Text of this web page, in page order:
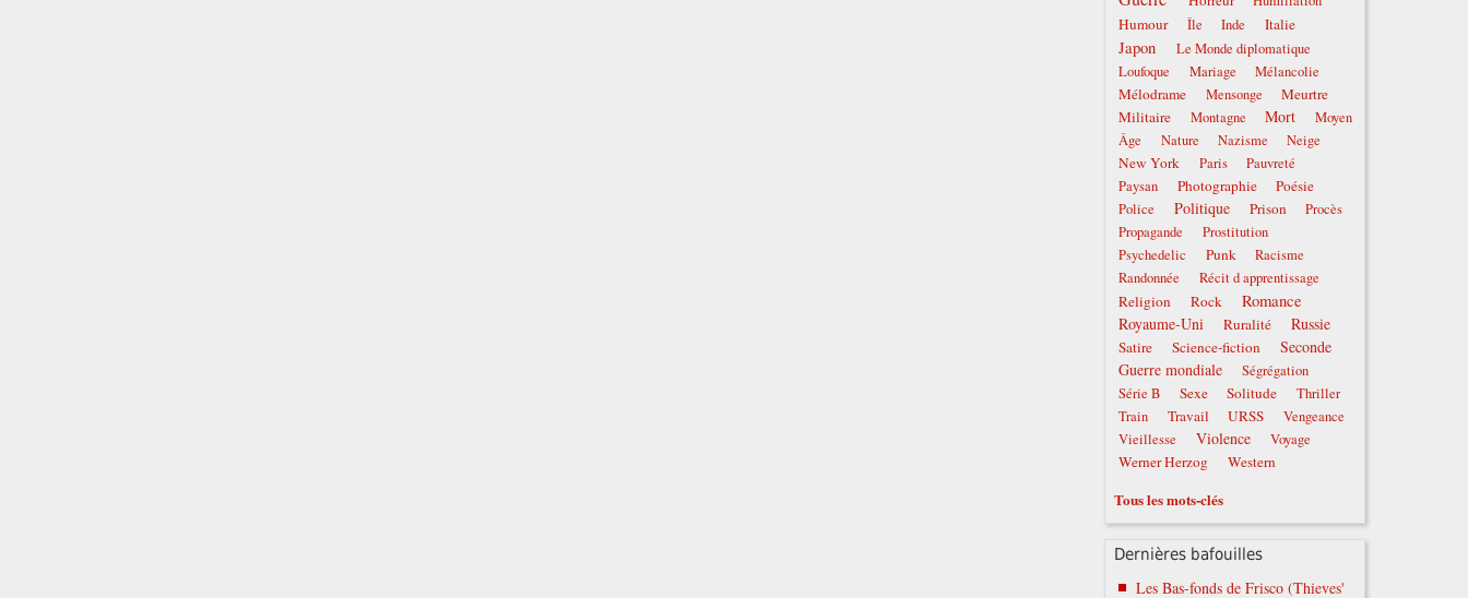
Humour Île Inde Italie
Japon
Le Monde diplomatique
Loufoque
Mariage Mélancolie
Mélodrame Mensonge
Meurtre
Militaire
Montagne Mort
Moyen
Âge
Nature Nazisme Neige
New York Paris
Pauvreté
Paysan
Photographie Poésie
Police Politique Prison
Procès
Propagande
Prostitution
Psychedelic
Punk
Racisme
Randonnée
Récit d apprentissage
Religion Rock Romance
Royaume-Uni Ruralité Russie
Satire Science-fiction
Seconde
Guerre mondiale
Ségrégation
Série B
Sexe Solitude
Thriller
Train
Travail URSS
Vengeance
Vieillesse
Violence Voyage
Werner Herzog Western
Tous les mots-clés
Dernières bafouilles
Les Bas-fonds de Frisco (Thieves'